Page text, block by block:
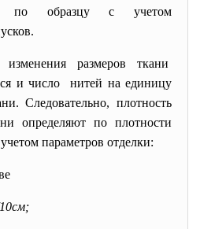
по образцу с учетом
изменения размеров ткани
и число нитей на единицу
Следовательно, плотность
определяют по плотности
параметров отделки: